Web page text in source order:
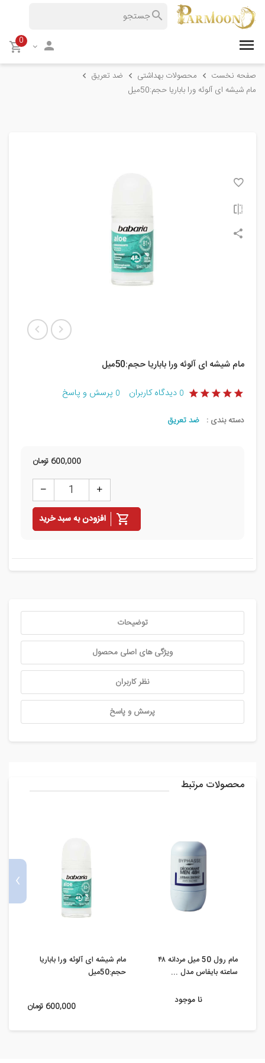
0
صفحه نخست محصولات بهداشتی
ضد تعریق
مام شیشه ای آلوئه ورا باباریا حجم:50میل
مام شیشه ای آلوئه ورا باباریا حجم:50میل
0 دیدگاه کاربران 0 پرسش و پاسخ
دسته بندی : ضد تعریق
600,000 تومان
افزودن به سبد خرید
توضیحات
ویژگی های اصلی محصول
نظر کاربران
پرسش و پاسخ
محصولات مرتبط
مام رول 50 میل مردانه ۴۸
ساعته بایفاس مدل ...
نا موجود
مام شیشه ای آلوئه ورا باباریا
حجم:50میل
600,000 تومان
›